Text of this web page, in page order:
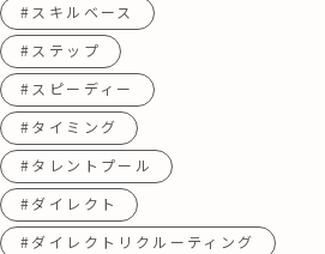
#スキルベース
#ステップ
#スピーディー
#タイミング
#タレントプール
#ダイレクト
#ダイレクトリクルーティング